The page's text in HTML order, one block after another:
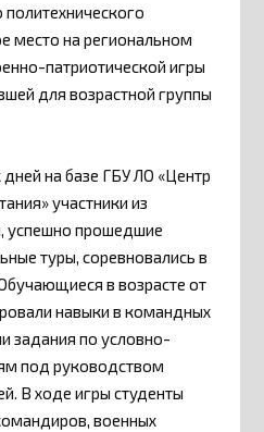
место на региональном
патриотической игры
для возрастной группы
на базе ГБУ ЛО «Центр
участники из
успешно прошедшие
туры, соревновались в
в возрасте от
навыки в командных
задания по условно-
под руководством
В ходе игры студенты
военных